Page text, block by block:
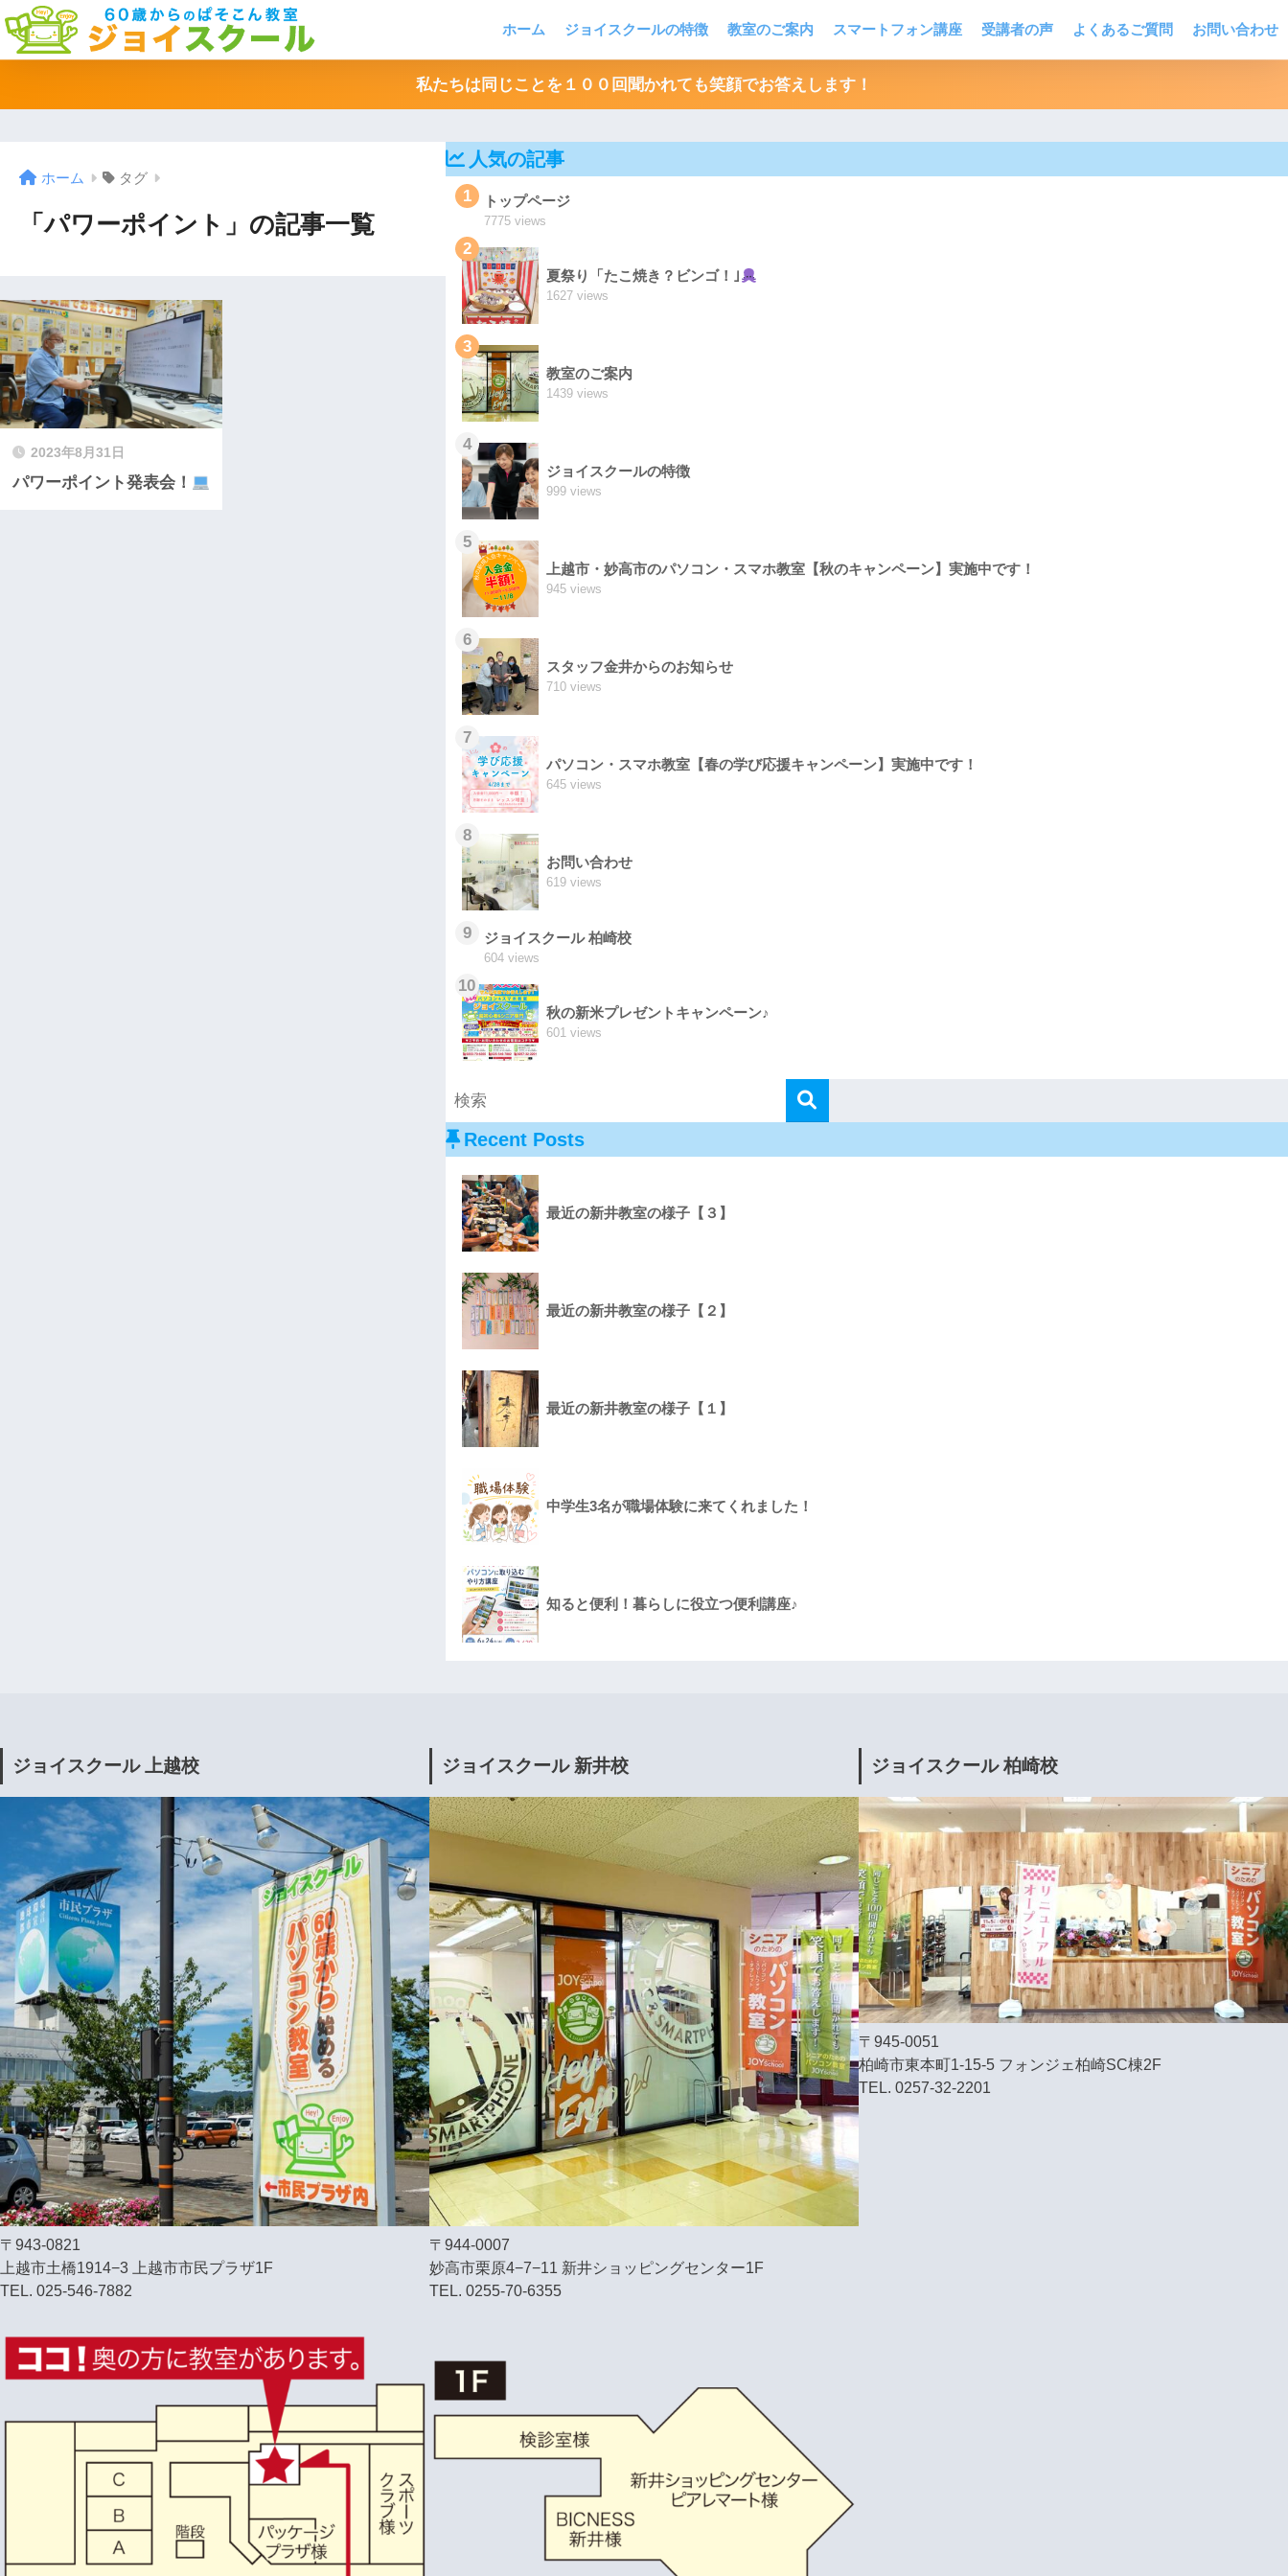
ホーム ジョイスクールの特徴 教室のご案内 スマートフォン講座 受講者の声 よくあるご質問 お問い合わせ
私たちは同じことを１００回聞かれても笑顔でお答えします！
ホーム タグ
「パワーポイント」の記事一覧
2023年8月31日
パワーポイント発表会！
人気の記事
1 トップページ
7775 views
2
夏祭り「たこ焼き？ビンゴ！｣
1627 views
3
教室のご案内
1439 views
4
ジョイスクールの特徴
999 views
5
上越市・妙高市のパソコン・スマホ教室【秋のキャンペーン】実施中です！
945 views
6
スタッフ金井からのお知らせ
710 views
7
パソコン・スマホ教室【春の学び応援キャンペーン】実施中です！
645 views
8
お問い合わせ
619 views
9 ジョイスクール 柏崎校
604 views
10
秋の新米プレゼントキャンペーン♪
601 views
Recent Posts
最近の新井教室の様子【３】
最近の新井教室の様子【２】
最近の新井教室の様子【１】
中学生3名が職場体験に来てくれました！
知ると便利！暮らしに役立つ便利講座♪
ジョイスクール 上越校
〒943-0821
上越市土橋1914−3 上越市市民プラザ1F
TEL. 025-546-7882
ジョイスクール 新井校
〒944-0007
妙高市栗原4−7−11 新井ショッピングセンター1F
TEL. 0255-70-6355
ジョイスクール 柏崎校
〒945-0051
柏崎市東本町1-15-5 フォンジェ柏崎SC棟2F
TEL. 0257-32-2201